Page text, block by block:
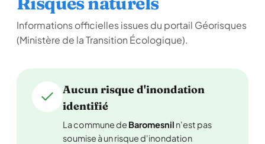
Informations officielles issues du portail Géorisques
(Ministère de la Transition Écologique).
Aucun risque d'inondation
identifié
La commune de Baromesnil n'est pas
soumise à un risque d'inondation